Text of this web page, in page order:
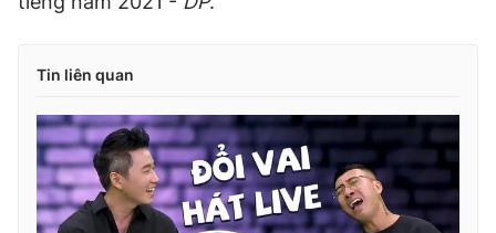
Tin liên quan